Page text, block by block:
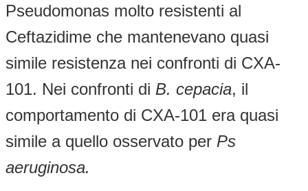
Pseudomonas molto resistenti al
Ceftazidime che mantenevano quasi
simile resistenza nei confronti di CXA-
101. Nei confronti di B. cepacia, il
comportamento di CXA-101 era quasi
simile a quello osservato per Ps
aeruginosa.